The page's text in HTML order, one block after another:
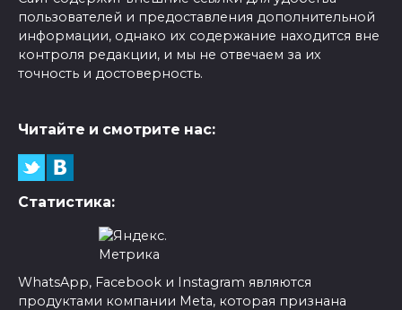
пользователей и предоставления дополнительной
информации, однако их содержание находится вне
контроля редакции, и мы не отвечаем за их
точность и достоверность.
Читайте и смотрите нас:
Статистика:
WhatsApp, Facebook и Instagram являются
продуктами компании Meta, которая признана